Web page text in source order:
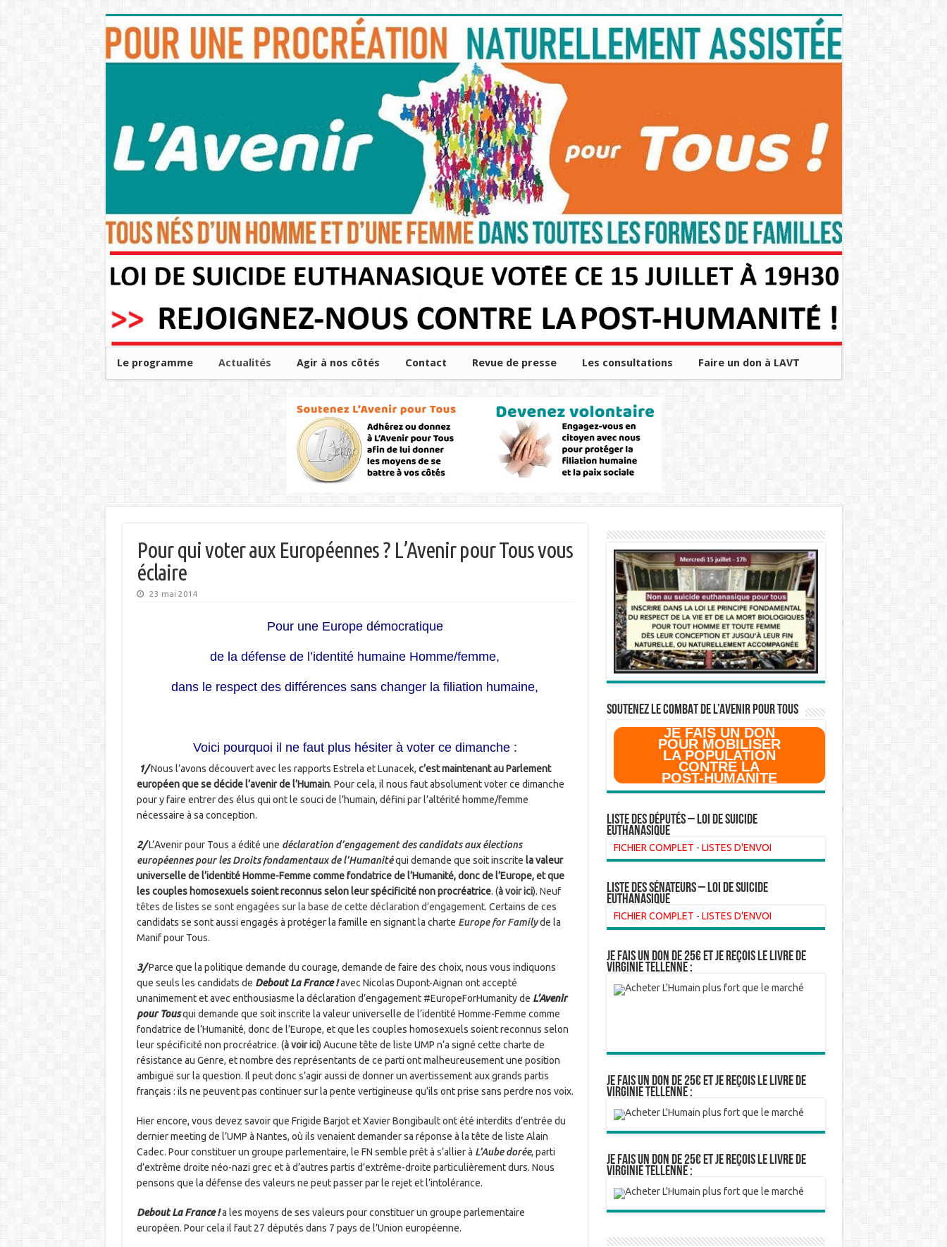
Le programme Actualités Agir à nos côtés Contact Revue de presse Les consultations Faire un don à LAVT
Pour qui voter aux Européennes ? L’Avenir pour Tous vous
éclaire
23 mai 2014
Pour une Europe démocratique
de la défense de l’identité humaine Homme/femme,
dans le respect des différences sans changer la filiation humaine,
Voici pourquoi il ne faut plus hésiter à voter ce dimanche :
1/Nous l’avons découvert avec les rapports Estrela et Lunacek, c’est maintenant au Parlement
européen que se décide l’avenir de l’Humain. Pour cela, il nous faut absolument voter ce dimanche
pour y faire entrer des élus qui ont le souci de l’humain, défini par l’altérité homme/femme
nécessaire à sa conception.
2/L’Avenir pour Tous a édité une déclaration d’engagement des candidats aux élections
européennes pour les Droits fondamentaux de l’Humanitéqui demande que soit inscrite la valeur
universelle de l’identité Homme-Femme comme fondatrice de l’Humanité, donc de l’Europe, et que
les couples homosexuels soient reconnus selon leur spécificité non procréatrice. (à voir ici). Neuf
têtes de listes se sont engagées sur la base de cette déclaration d’engagement. Certains de ces
candidats se sont aussi engagés à protéger la famille en signant la charte Europe for Familyde la
Manif pour Tous.
3/Parce que la politique demande du courage, demande de faire des choix, nous vous indiquons
que seuls les candidats de Debout La France !avec Nicolas Dupont-Aignan ont accepté
unanimement et avec enthousiasme la déclaration d’engagement #EuropeForHumanity de L’Avenir
pour Tousqui demande que soit inscrite la valeur universelle de l’identité Homme-Femme comme
fondatrice de l’Humanité, donc de l’Europe, et que les couples homosexuels soient reconnus selon
leur spécificité non procréatrice. (à voir ici) Aucune tête de liste UMP n’a signé cette charte de
résistance au Genre, et nombre des représentants de ce parti ont malheureusement une position
ambiguë sur la question. Il peut donc s’agir aussi de donner un avertissement aux grands partis
français : ils ne peuvent pas continuer sur la pente vertigineuse qu’ils ont prise sans perdre nos voix.
Hier encore, vous devez savoir que Frigide Barjot et Xavier Bongibault ont été interdits d’entrée du
dernier meeting de l’UMP à Nantes, où ils venaient demander sa réponse à la tête de liste Alain
Cadec. Pour constituer un groupe parlementaire, le FN semble prêt à s’allier à L’Aube dorée, parti
d’extrême droite néo-nazi grec et à d’autres partis d’extrême-droite particulièrement durs. Nous
pensons que la défense des valeurs ne peut passer par le rejet et l’intolérance.
Debout La France !a les moyens de ses valeurs pour constituer un groupe parlementaire
européen. Pour cela il faut 27 députés dans 7 pays de l’Union européenne.
SOUTENEZ LE COMBAT DE L’AVenir pour Tous
JE FAIS UN DON
POUR MOBILISER
LA POPULATION
CONTRE LA
POST-HUMANITE
Liste des Députés – Loi de suicide
euthanasique
FICHIER COMPLET - LISTES D'ENVOI
liste des sénateurs – loi de suicide
euthanasique
FICHIER COMPLET - LISTES D'ENVOI
Je fais un don de 25€ et je reçois le livre de
Virginie Tellenne :
Je fais un don de 25€ et je reçois le livre de
Virginie Tellenne :
Je fais un don de 25€ et je reçois le livre de
Virginie Tellenne :